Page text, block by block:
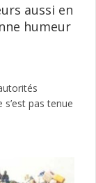
aussi en
humeur
pas tenue